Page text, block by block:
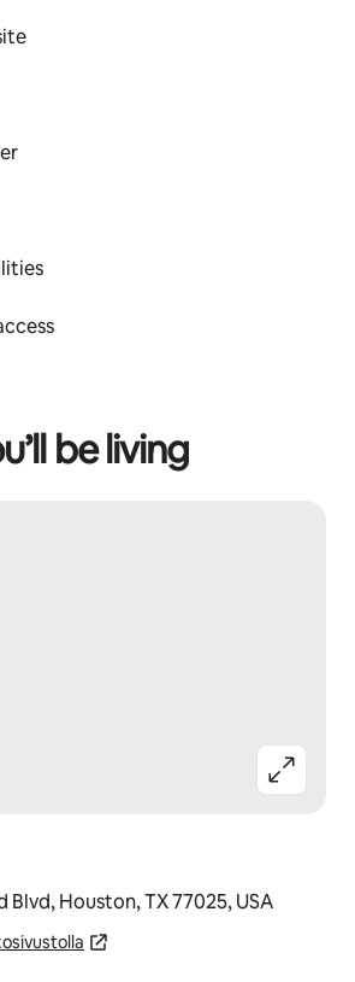
be living
Blvd, Houston, TX 77025, USA